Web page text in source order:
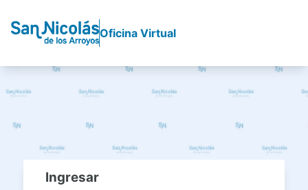
Oficina Virtual
Ingresar